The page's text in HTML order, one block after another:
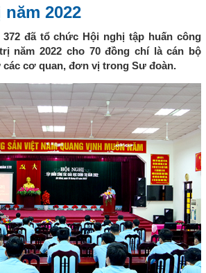
2022
372 đã tổ chức Hội nghị tập huấn công
năm 2022 cho 70 đồng chí là cán bộ
cơ quan, đơn vị trong Sư đoàn.